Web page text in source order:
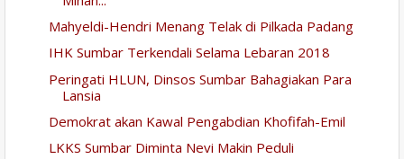
Mahyeldi-Hendri Menang Telak di Pilkada Padang
IHK Sumbar Terkendali Selama Lebaran 2018
Peringati HLUN, Dinsos Sumbar Bahagiakan Para
Lansia
Demokrat akan Kawal Pengabdian Khofifah-Emil
LKKS Sumbar Diminta Nevi Makin Peduli